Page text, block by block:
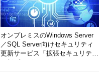
オンプレミスのWindows Server
／SQL Server向けセキュリティ
更新サービス「拡張セキュリティ